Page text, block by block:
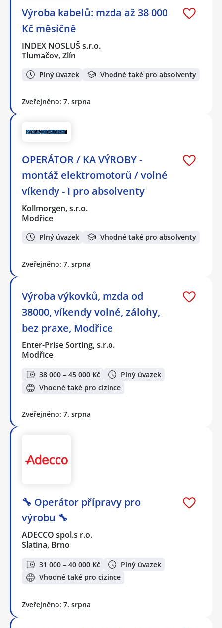
Výroba kabelů: mzda až 38 000
Kč měsíčně
INDEX NOSLUŠ s.r.o.
Tlumačov, Zlín
Plný úvazek Vhodné také pro absolventy
Zveřejněno: 7. srpna
OPERÁTOR / KA VÝROBY -
montáž elektromotorů / volné
víkendy - I pro absolventy
Kollmorgen, s.r.o.
Modřice
Plný úvazek Vhodné také pro absolventy
Zveřejněno: 7. srpna
Výroba výkovků, mzda od
38000, víkendy volné, zálohy,
bez praxe, Modřice
Enter-Prise Sorting, s.r.o.
Modřice
38 000 – 45 000 Kč
Plný úvazek
Vhodné také pro cizince
Zveřejněno: 7. srpna
🔧 Operátor přípravy pro
výrobu 🔧
ADECCO spol.s r.o.
Slatina, Brno
31 000 – 40 000 Kč
Plný úvazek
Vhodné také pro cizince
Zveřejněno: 7. srpna